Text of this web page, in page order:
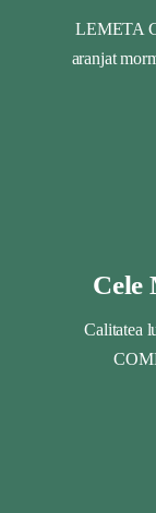
LEMETA
aranjat
Cele
Calitatea